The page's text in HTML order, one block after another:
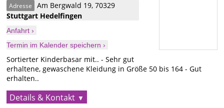
Adresse Am Bergwald 19,70329
Stuttgart Hedelfingen
Anfahrt ›
Termin im Kalender speichern ›
Sortierter Kinderbasar mit.. - Sehr gut
erhaltene, gewaschene Kleidung in Größe 50 bis 164 - Gut
erhalten..
Details & Kontakt